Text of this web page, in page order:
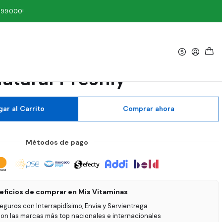
Forte 50 Cápsulas
Freshly
al Carrito Comprar ahora
Métodos de pago
de comprar en Mis Vitaminas
con Interrapidísimo, Envía y Servientrega
las marcas más top nacionales e internacionales